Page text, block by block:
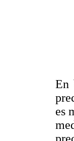
En
es